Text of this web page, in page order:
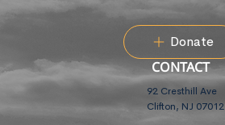
Donate
CONTACT
92 Cresthill Ave
Clifton, NJ 07012